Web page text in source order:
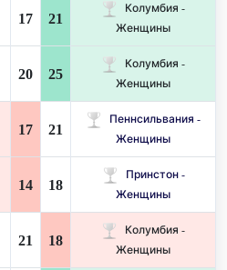
17 21
Колумбия -
Женщины
20 25
Колумбия -
Женщины
17 21
Пеннсильвания -
Женщины
14 18
Принстон -
Женщины
21 18
Колумбия -
Женщины